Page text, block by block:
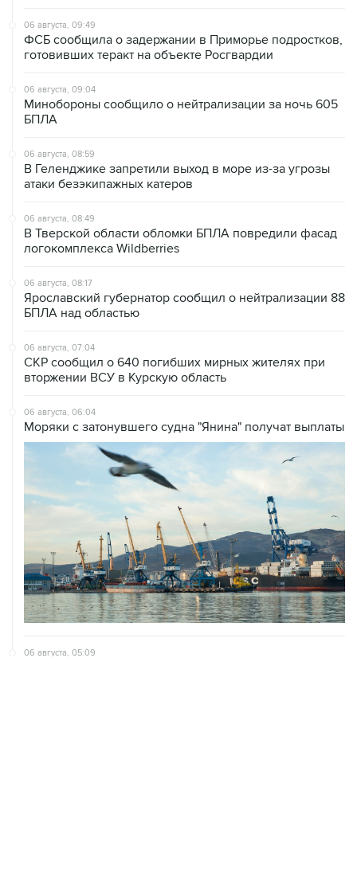
06 августа, 09:49
ФСБ сообщила о задержании в Приморье подростков,
готовивших теракт на объекте Росгвардии
06 августа, 09:04
Минобороны сообщило о нейтрализации за ночь 605
БПЛА
06 августа, 08:59
В Геленджике запретили выход в море из-за угрозы
атаки безэкипажных катеров
06 августа, 08:49
В Тверской области обломки БПЛА повредили фасад
логокомплекса Wildberries
06 августа, 08:17
Ярославский губернатор сообщил о нейтрализации 88
БПЛА над областью
06 августа, 07:04
СКР сообщил о 640 погибших мирных жителях при
вторжении ВСУ в Курскую область
06 августа, 06:04
Моряки с затонувшего судна "Янина" получат выплаты
06 августа, 05:09